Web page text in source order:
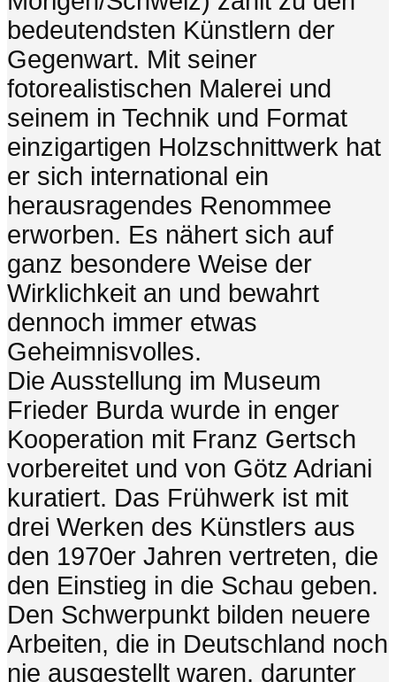
bedeutendsten Künstlern der
Gegenwart. Mit seiner
fotorealistischen Malerei und
seinem in Technik und Format
einzigartigen Holzschnittwerk hat
er sich international ein
herausragendes Renommee
erworben. Es nähert sich auf
ganz besondere Weise der
Wirklichkeit an und bewahrt
dennoch immer etwas
Geheimnisvolles.
Die Ausstellung im Museum
Frieder Burda wurde in enger
Kooperation mit Franz Gertsch
vorbereitet und von Götz Adriani
kuratiert. Das Frühwerk ist mit
drei Werken des Künstlers aus
den 1970er Jahren vertreten, die
den Einstieg in die Schau geben.
Den Schwerpunkt bilden neuere
Arbeiten, die in Deutschland noch
nie ausgestellt waren, darunter